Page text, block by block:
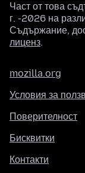
Част от това
г. -2026 на
Съдържание,
лиценз.
mozilla.org
Условия за
Поверителност
Бисквитки
Контакти